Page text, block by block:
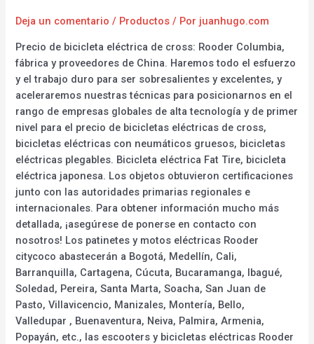
Deja un comentario / Productos / Por juanhugo.com
Precio de bicicleta eléctrica de cross: Rooder Columbia,
fábrica y proveedores de China. Haremos todo el esfuerzo
y el trabajo duro para ser sobresalientes y excelentes, y
aceleraremos nuestras técnicas para posicionarnos en el
rango de empresas globales de alta tecnología y de primer
nivel para el precio de bicicletas eléctricas de cross,
bicicletas eléctricas con neumáticos gruesos, bicicletas
eléctricas plegables. Bicicleta eléctrica Fat Tire, bicicleta
eléctrica japonesa. Los objetos obtuvieron certificaciones
junto con las autoridades primarias regionales e
internacionales. Para obtener información mucho más
detallada, ¡asegúrese de ponerse en contacto con
nosotros! Los patinetes y motos eléctricas Rooder
citycoco abastecerán a Bogotá, Medellín, Cali,
Barranquilla, Cartagena, Cúcuta, Bucaramanga, Ibagué,
Soledad, Pereira, Santa Marta, Soacha, San Juan de
Pasto, Villavicencio, Manizales, Montería, Bello,
Valledupar , Buenaventura, Neiva, Palmira, Armenia,
Popayán, etc., las escooters y bicicletas eléctricas Rooder